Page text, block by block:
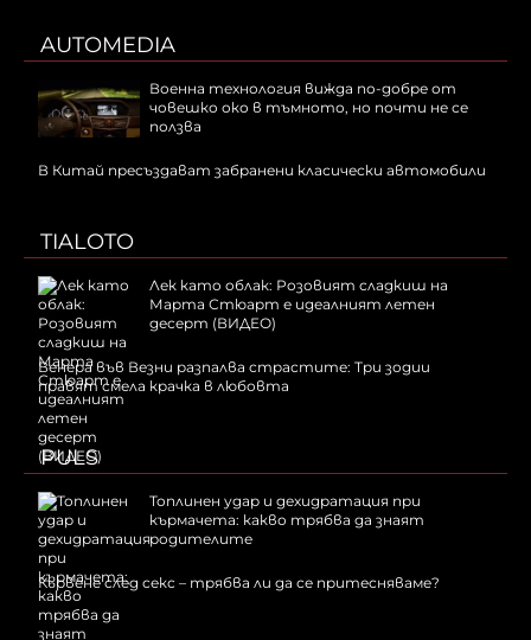
AUTOMEDIA
Военна технология вижда по-добре от
човешко око в тъмното, но почти не се
ползва
В Китай пресъздават забранени класически автомобили
TIALOTO
Лек като облак: Розовият сладкиш на
Марта Стюарт е идеалният летен
десерт (ВИДЕО)
Венера във Везни разпалва страстите: Три зодии
правят смела крачка в любовта
PULS
Топлинен удар и дехидратация при
кърмачета: какво трябва да знаят
родителите
Кървене след секс – трябва ли да се притесняваме?